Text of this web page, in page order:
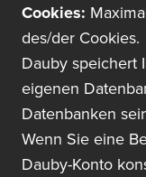
Cookies:
des/der Cookies.
Dauby speichert
eigenen
Datenbanken
Wenn Sie eine
Dauby-Konto